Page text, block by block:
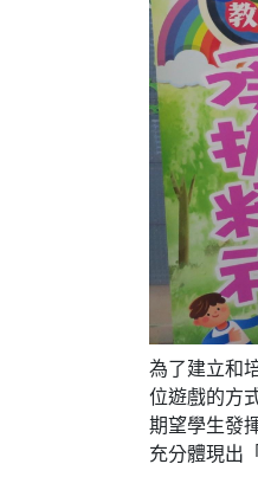
為了建立和
位遊戲的方
期望學生發
充分體現出